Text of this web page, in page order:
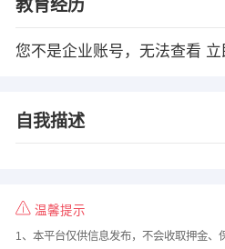
教育经历
您不是企业账号，无法查看 立
自我描述
温馨提示
1、本平台仅供信息发布，不会收取押金、